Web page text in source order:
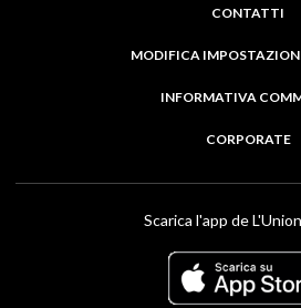
CONTATTI
MODIFICA
INFORMATIVA
CORPORATE
Scarica l'app de